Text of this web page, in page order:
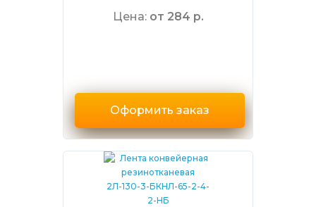
Цена: от 284 р.
Оформить заказ